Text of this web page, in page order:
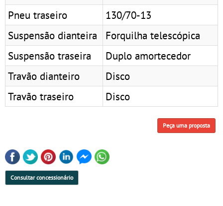
Pneu traseiro
130/70-13
Suspensão dianteira
Forquilha telescópica
Suspensão traseira
Duplo amortecedor
Travão dianteiro
Disco
Travão traseiro
Disco
Peça uma proposta
Consultar concessionário